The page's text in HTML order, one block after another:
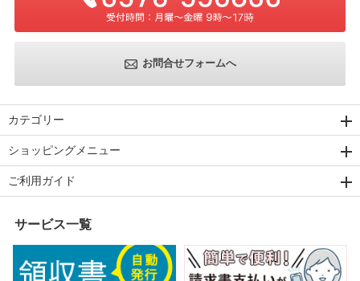
お問合せフォームへ
カテゴリー
ショッピングメニュー
ご利用ガイド
サービス一覧